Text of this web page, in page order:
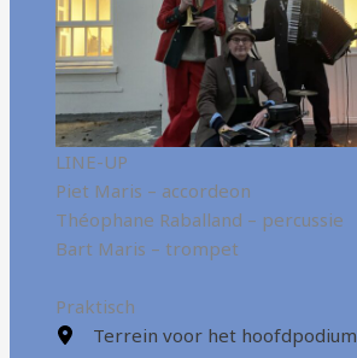
LINE-UP
Piet Maris – accordeon
Théophane Raballand – percussie
Bart Maris – trompet
Praktisch
Terrein voor het hoofdpodium